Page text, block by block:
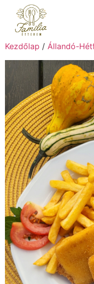
Kezdőlap / Állandó-